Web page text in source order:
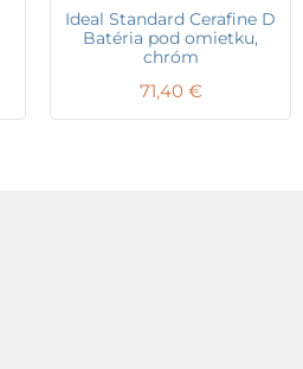
Ideal Standard Cerafine D
Batéria pod omietku,
chróm
71,40 €